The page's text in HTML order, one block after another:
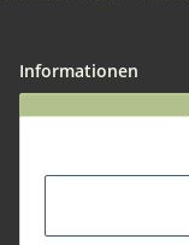
Informationen